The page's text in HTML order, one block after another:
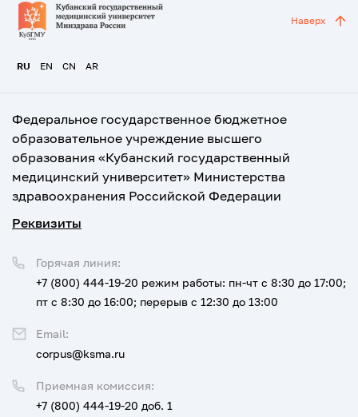
RU EN CN AR
Наверх
Федеральное государственное бюджетное
образовательное учреждение высшего
образования «Кубанский государственный
медицинский университет» Министерства
здравоохранения Российской Федерации
Реквизиты
Приемная комиссия:
+7 (800) 444-19-20 доб. 1
Горячая линия:
+7 (800) 444-19-20 режим работы: пн-чт с 8:30 до 17:00;
пт с 8:30 до 16:00; перерыв с 12:30 до 13:00
Email:
corpus@ksma.ru